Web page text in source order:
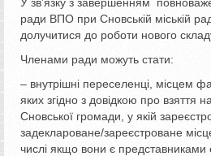
ради ВПО при Сновській міській
долучитися до роботи нового
Членами ради можуть стати:
– внутрішні переселенці, місцем
яких згідно з довідкою про взяття
Сновської громади, у якій
задеклароване/зареєстроване
числі якщо вони є представниками